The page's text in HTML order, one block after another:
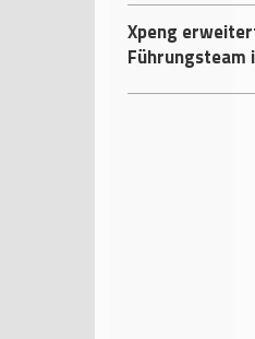
Xpeng
Führungsteam